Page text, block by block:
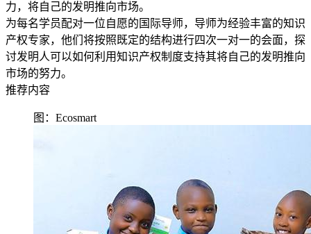
力，将自己的发明推向市场。
为每名学员配对一位自愿的国际导师，导师为经验丰富的知识
产权专家，他们将按照既定的结构进行四次一对一的会面，探
讨发明人可以如何利用知识产权制度支持其将自己的发明推向
市场的努力。
推荐内容
图：Ecosmart